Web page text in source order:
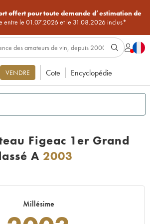
offert pour toute demande d’estimation de
entre le 01.07.2026 et le 31.08.2026 inclus*
VENDRE Cote Encyclopédie
Figeac 1er Grand
A 2003
Millésime